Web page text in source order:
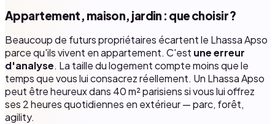
Appartement, maison, jardin : que choisir ?
Beaucoup de futurs propriétaires écartent le Lhassa Apso
parce qu'ils vivent en appartement. C'est une erreur
d'analyse. La taille du logement compte moins que le
temps que vous lui consacrez réellement. Un Lhassa Apso
peut être heureux dans 40 m² parisiens si vous lui offrez
ses 2 heures quotidiennes en extérieur — parc, forêt,
agility.